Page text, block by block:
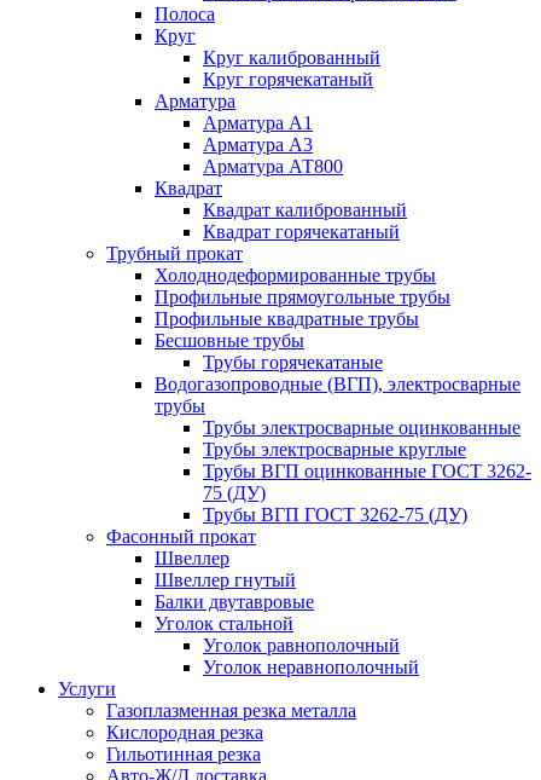
Полоса
Круг
Круг калиброванный
Круг горячекатаный
Арматура
Арматура А1
Арматура А3
Арматура АТ800
Квадрат
Квадрат калиброванный
Квадрат горячекатаный
Трубный прокат
Холоднодеформированные трубы
Профильные прямоугольные трубы
Профильные квадратные трубы
Бесшовные трубы
Трубы горячекатаные
Водогазопроводные (ВГП), электросварные
трубы
Трубы электросварные оцинкованные
Трубы электросварные круглые
Трубы ВГП оцинкованные ГОСТ 3262-
75 (ДУ)
Трубы ВГП ГОСТ 3262-75 (ДУ)
Фасонный прокат
Швеллер
Швеллер гнутый
Балки двутавровые
Уголок стальной
Уголок равнополочный
Уголок неравнополочный
Услуги
Газоплазменная резка металла
Кислородная резка
Гильотинная резка
Авто-Ж/Д доставка